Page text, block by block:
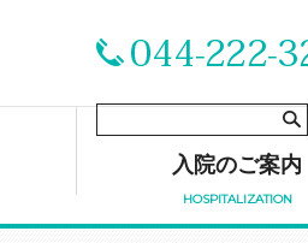
入院のご案内
HOSPITALIZATION